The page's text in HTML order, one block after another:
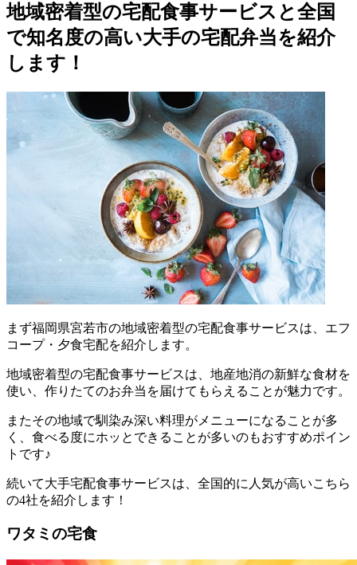
地域密着型の宅配食事サービスと全国
で知名度の高い大手の宅配弁当を紹介
します！
まず福岡県宮若市の地域密着型の宅配食事サービスは、エフ
コープ・夕食宅配を紹介します。
地域密着型の宅配食事サービスは、地産地消の新鮮な食材を
使い、作りたてのお弁当を届けてもらえることが魅力です。
またその地域で馴染み深い料理がメニューになることが多
く、食べる度にホッとできることが多いのもおすすめポイン
トです♪
続いて大手宅配食事サービスは、全国的に人気が高いこちら
の4社を紹介します！
ワタミの宅食